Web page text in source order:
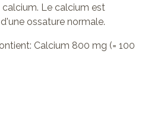
Le calcium est
ossature normale.
Calcium 800 mg (= 100